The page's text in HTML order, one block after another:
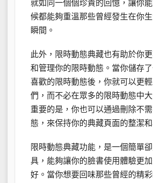
就如同一個個珍貴的回憶，讓你
候都能夠重溫那些曾經發生在你
瞬間。
此外，限時動態典藏也有助於你
和管理你的限時動態。當你儲存了
喜歡的限時動態後，你就可以更
們，而不必在眾多的限時動態中
重要的是，你也可以通過刪除不
態，來保持你的典藏頁面的整潔和
限時動態典藏功能，是一個簡單
具，能夠讓你的臉書使用體驗更
好。當你想要回味那些曾經的精彩